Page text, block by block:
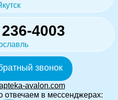
4003
звонок
avalon.com
в мессенджерах: